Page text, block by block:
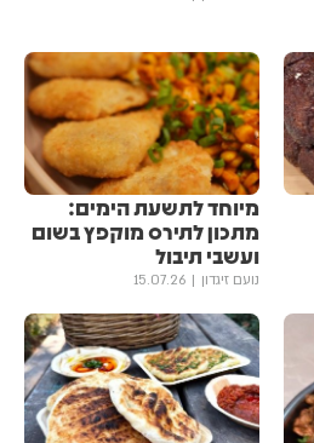
מיוחד לתשעת הימים:
מתכון לתירס מוקפץ בשום
ועשבי תיבול
נועם זיגדון 15.07.26